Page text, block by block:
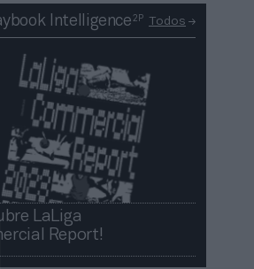
Intelligence2P Todos
LaLiga
Report!​​